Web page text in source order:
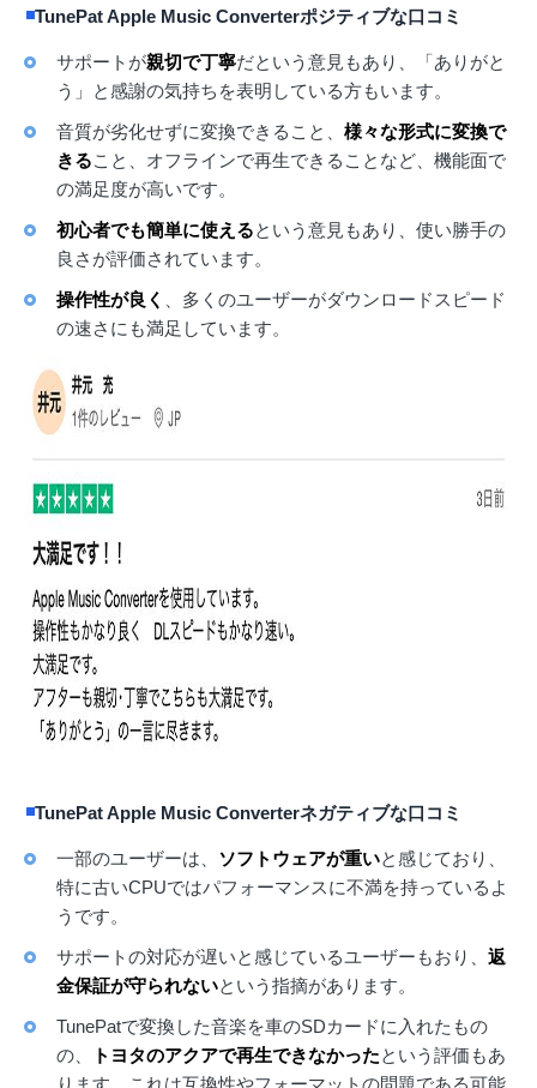
TunePat Apple Music Converterポジティブな口コミ
サポートが親切で丁寧だという意見もあり、「ありがと
う」と感謝の気持ちを表明している方もいます。
音質が劣化せずに変換できること、様々な形式に変換で
きること、オフラインで再生できることなど、機能面で
の満足度が高いです。
初心者でも簡単に使えるという意見もあり、使い勝手の
良さが評価されています。
操作性が良く
、多くのユーザーがダウンロードスピード
の速さにも満足しています。
TunePat Apple Music Converterネガティブな口コミ
一部のユーザーは、 ソフトウェアが重いと感じており、
特に古いCPUではパフォーマンスに不満を持っているよ
うです。
サポートの対応が遅いと感じているユーザーもおり、返
金保証が守られないという指摘があります。
TunePatで変換した音楽を車のSDカードに入れたもの
の、
トヨタのアクアで再生できなかったという評価もあ
ります。これは互換性やフォーマットの問題である可能